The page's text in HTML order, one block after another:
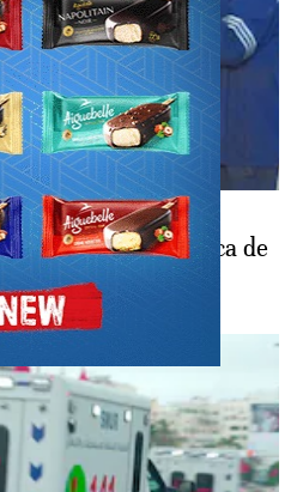
à l’usine Somaca de